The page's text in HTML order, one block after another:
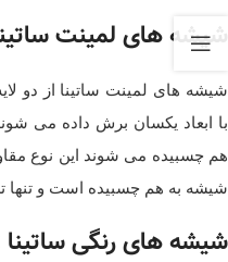
شیشه های لمینت
شیشه های لمینت ساتینا از دو
هم چسبیده می شوند این نوع
شیشه به هم چسبیده است و تنها
شیشه های رنگی